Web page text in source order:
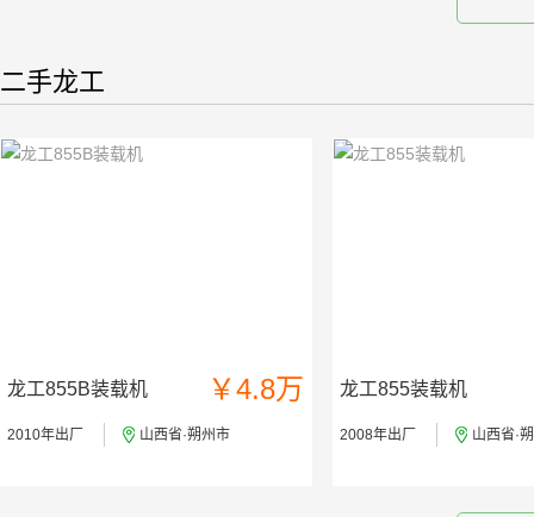
二手龙工
龙工855B装载机 ￥4.8万
2010年出厂 山西省·朔州市
龙工855装载机
2008年出厂 山西省·